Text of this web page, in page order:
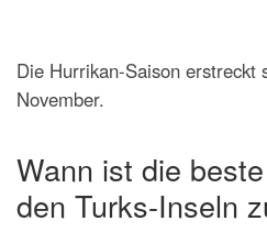
Die Hurrikan-Saison erstreckt
November.
Wann ist die
den Turks-Inseln